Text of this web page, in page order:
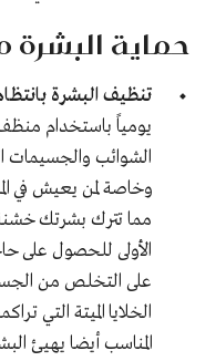
حماية البشرة
تنظيف البشرة
يومياً باستخدام
الشوائب والجسيمات
وخاصة لمن يعيش في
مما تترك بشرتك
الأولى للحصول على
على التخلص من
الخلايا الميتة التي
المناسب أيضا يهيئ